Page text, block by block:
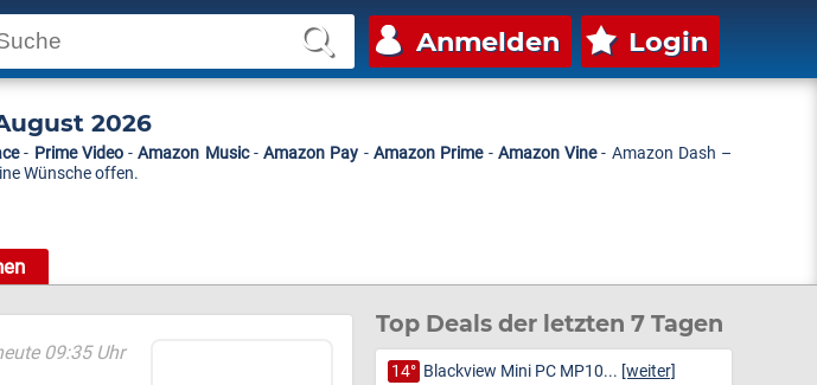
Anmelden Login
2026
- Prime Video-Amazon Music-Amazon Pay -Amazon Prime- Amazon Vine- Amazon Dash –
Wünsche offen.
09:35 Uhr
Top Deals der letzten 7 Tagen
14° Blackview Mini PC MP10... [weiter]